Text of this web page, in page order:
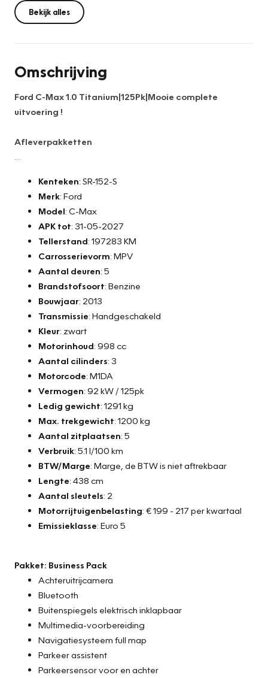
Bekijk alles
Omschrijving
Ford C-Max 1.0 Titanium|125Pk|Mooie complete
uitvoering !
Afleverpakketten
- Algehele technische inspectie
- Vloeistoffen controle
- Tenaamstelling voertuig
- Minimaal 10 maanden apk
- NAP teller rapport
12 maanden Bovag garantie pakket - €995,-
- Algehele Technische Inspectie
- Vloeistoffen controle
- NAP teller rapport
- Tenaamstelling voertuig
- Minimaal 10 maanden apk
- Bovag afleverbeurt
- Aircoservice beurt
- 1 jaar Pechhulp Mobiliteit Service 24/7 Europa
- Nieuwe accu
- 12 maanden Bovag garantie op motor en versnellingsbak
of 15.000 km, (reparatie en onderhoud werkzaamheden uit
te voeren bij Vakgarage Verheul)
24 maanden Bovag garantie - €1595,-
- Algehele Technische Inspectie
- Vloeistoffen controle
- NAP teller rapport
- Minimaal 10 maanden apk
- Bovag afleverbeurt
- Aircoservice beurt
- 1 jaar Pechhulp Mobiliteit Service 24/7 Europa
- Nieuwe accu
- 24 maanden Bovag garantie op motor en versnellingsbak
of 30.000 km, (reparatie en onderhoud werkzaamheden uit
te voeren bij Vakgarage Verheul)
Kenteken: SR-152-S
Merk: Ford
Model: C-Max
APK tot: 31-05-2027
Tellerstand: 197283 KM
Carrosserievorm: MPV
Aantal deuren: 5
Brandstofsoort: Benzine
Bouwjaar: 2013
Transmissie: Handgeschakeld
Kleur: zwart
Motorinhoud: 998 cc
Aantal cilinders: 3
Motorcode: M1DA
Vermogen: 92 kW / 125pk
Ledig gewicht: 1291 kg
Max. trekgewicht: 1200 kg
Aantal zitplaatsen: 5
Verbruik: 5.1 l/100 km
BTW/Marge: Marge, de BTW is niet aftrekbaar
Lengte: 438 cm
Aantal sleutels: 2
Motorrijtuigenbelasting: € 199 - 217 per kwartaal
Emissieklasse: Euro 5
Pakket: Business Pack
Achteruitrijcamera
Bluetooth
Buitenspiegels elektrisch inklapbaar
Multimedia-voorbereiding
Navigatiesysteem full map
Parkeer assistent
Parkeersensor voor en achter